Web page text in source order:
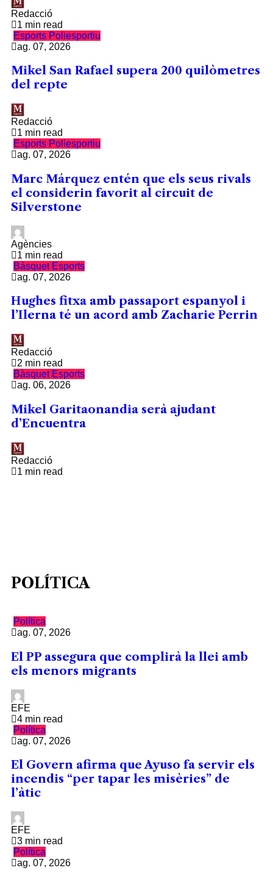
Redacció
1 min read
Esports Poliesportiu
ag. 07, 2026
Mikel San Rafael supera 200 quilòmetres
del repte
Redacció
1 min read
Esports Poliesportiu
ag. 07, 2026
Marc Márquez entén que els seus rivals
el considerin favorit al circuit de
Silverstone
Agències
1 min read
Bàsquet Esports
ag. 07, 2026
Hughes fitxa amb passaport espanyol i
l’Ilerna té un acord amb Zacharie Perrin
Redacció
2 min read
Bàsquet Esports
ag. 06, 2026
Mikel Garitaonandia serà ajudant
d’Encuentra
Redacció
1 min read
POLÍTICA
Política
ag. 07, 2026
El PP assegura que complirà la llei amb
els menors migrants
EFE
4 min read
Política
ag. 07, 2026
El Govern afirma que Ayuso fa servir els
incendis “per tapar les misèries” de
l’àtic
EFE
3 min read
Política
ag. 07, 2026